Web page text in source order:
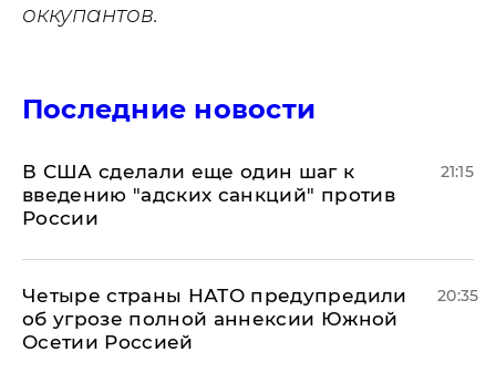
оккупантов.
Последние новости
В США сделали еще один шаг к
введению "адских санкций" против
России
21:15
Четыре страны НАТО предупредили
об угрозе полной аннексии Южной
Осетии Россией
20:35